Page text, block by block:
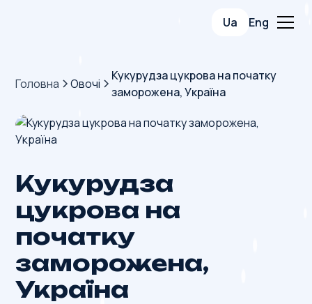
Ua Eng
Головна Овочі
Кукурудза цукрова на початку
заморожена, Україна
Кукурудза
цукрова на
початку
заморожена,
Україна